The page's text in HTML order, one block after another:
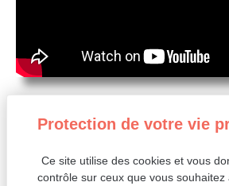
Date et heure
Le 18/01
Ce site utilise des cookies et vous
contrôle sur ceux que vous souhaitez